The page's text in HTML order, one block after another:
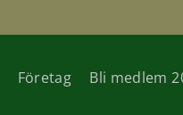
Företag Bli medlem